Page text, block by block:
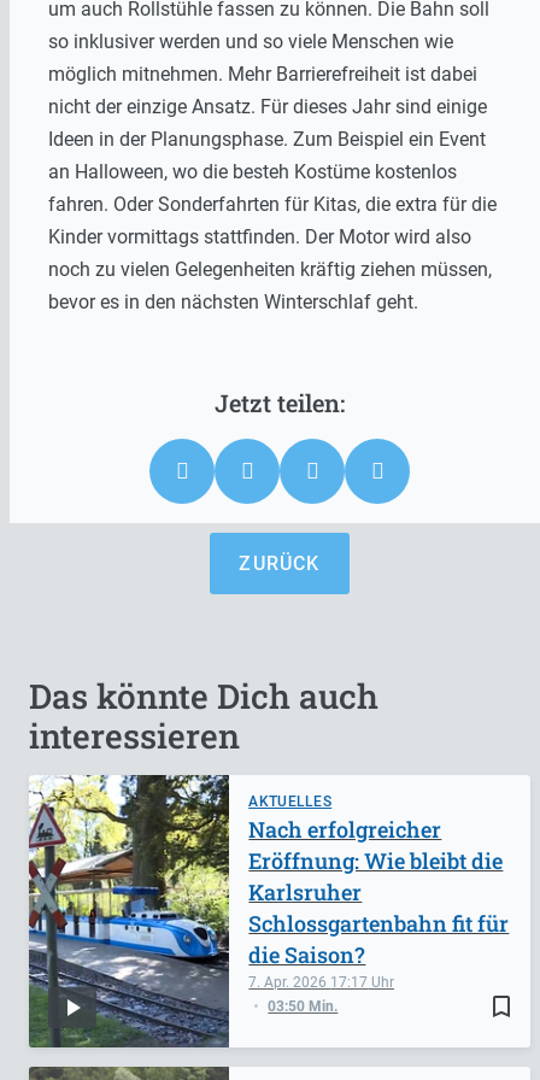
um auch Rollstühle fassen zu können. Die Bahn soll
so inklusiver werden und so viele Menschen wie
möglich mitnehmen. Mehr Barrierefreiheit ist dabei
nicht der einzige Ansatz. Für dieses Jahr sind einige
Ideen in der Planungsphase. Zum Beispiel ein Event
an Halloween, wo die besteh Kostüme kostenlos
fahren. Oder Sonderfahrten für Kitas, die extra für die
Kinder vormittags stattfinden. Der Motor wird also
noch zu vielen Gelegenheiten kräftig ziehen müssen,
bevor es in den nächsten Winterschlaf geht.
ZURÜCK
Das könnte Dich auch
interessieren
AKTUELLES
bookmark_border
7. Apr. 2026 17:17
03:50 Min.
Nach erfolgreicher
Eröffnung: Wie bleibt die
Karlsruher
Schlossgartenbahn fit für
die Saison?